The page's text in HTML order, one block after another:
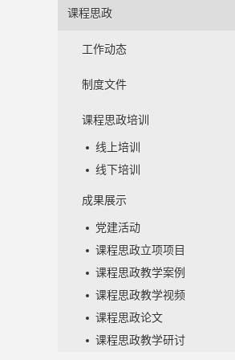
课程思政
工作动态
制度文件
课程思政培训
线上培训
线下培训
成果展示
党建活动
课程思政立项项目
课程思政教学案例
课程思政教学视频
课程思政论文
课程思政教学研讨